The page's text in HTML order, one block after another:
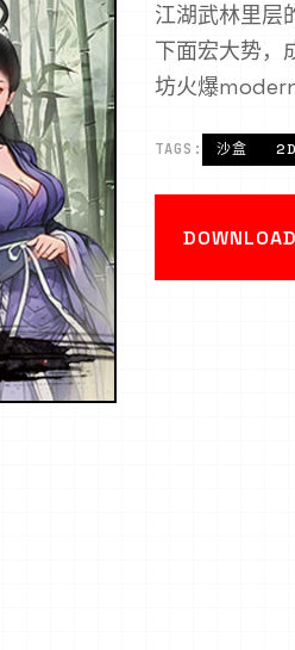
江湖武林里层
下面宏大势，
坊火爆
TAGS: 沙盒